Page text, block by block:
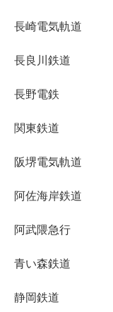
長崎電気軌道
長良川鉄道
長野電鉄
関東鉄道
阪堺電気軌道
阿佐海岸鉄道
阿武隈急行
青い森鉄道
静岡鉄道